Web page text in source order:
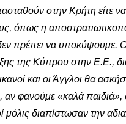
στην Κρήτη είτε
όπως η
πρέπει να υποκύψουμε.
της Κύπρου στην Ε.Ε.,
και οι Άγγλοι θα
φανούμε «καλά παιδιά»,
διαπίστωσαν την